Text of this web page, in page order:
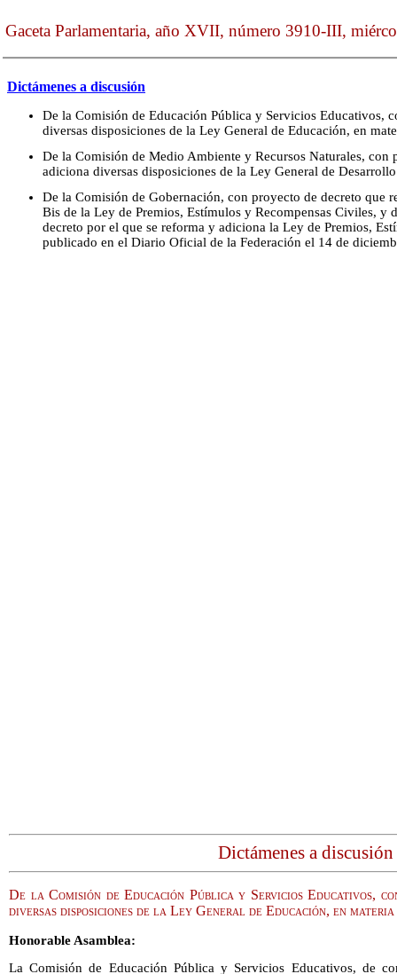
Gaceta Parlamentaria, año XVII, número 3910-III,
Dictámenes a discusión
De la Comisión de Educación Pública y Servicios Educativos,
diversas disposiciones de la Ley General de Educación, en
De la Comisión de Medio Ambiente y Recursos Naturales, con
adiciona diversas disposiciones de la Ley General de
De la Comisión de Gobernación, con proyecto de decreto que
Bis de la Ley de Premios, Estímulos y Recompensas Civiles, y
decreto por el que se reforma y adiciona la Ley de Premios,
publicado en el Diario Oficial de la Federación el 14 de
Dictámenes a discusión
De la Comisión de Educación Pública y Servicios Educativos,
diversas disposiciones de la Ley General de Educación, en
Honorable Asamblea:
La Comisión de Educación Pública y Servicios Educativos, de